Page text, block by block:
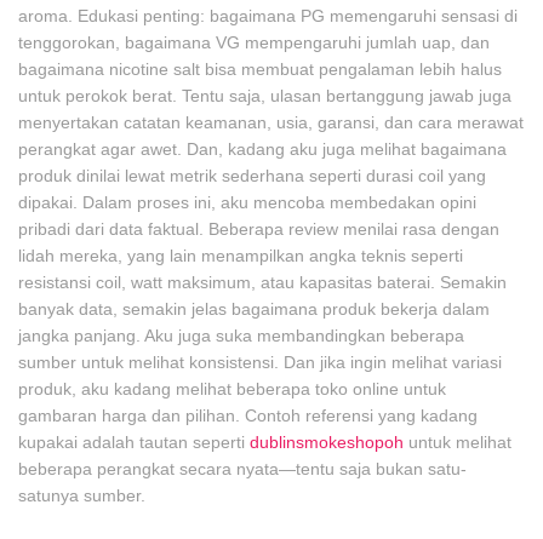
aroma. Edukasi penting: bagaimana PG memengaruhi sensasi di
tenggorokan, bagaimana VG mempengaruhi jumlah uap, dan
bagaimana nicotine salt bisa membuat pengalaman lebih halus
untuk perokok berat. Tentu saja, ulasan bertanggung jawab juga
menyertakan catatan keamanan, usia, garansi, dan cara merawat
perangkat agar awet. Dan, kadang aku juga melihat bagaimana
produk dinilai lewat metrik sederhana seperti durasi coil yang
dipakai. Dalam proses ini, aku mencoba membedakan opini
pribadi dari data faktual. Beberapa review menilai rasa dengan
lidah mereka, yang lain menampilkan angka teknis seperti
resistansi coil, watt maksimum, atau kapasitas baterai. Semakin
banyak data, semakin jelas bagaimana produk bekerja dalam
jangka panjang. Aku juga suka membandingkan beberapa
sumber untuk melihat konsistensi. Dan jika ingin melihat variasi
produk, aku kadang melihat beberapa toko online untuk
gambaran harga dan pilihan. Contoh referensi yang kadang
kupakai adalah tautan seperti dublinsmokeshopoh untuk melihat
beberapa perangkat secara nyata—tentu saja bukan satu-
satunya sumber.